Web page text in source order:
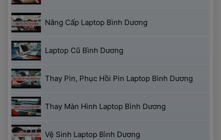
Nâng Cấp Laptop Bình Dương
Laptop Cũ Bình Dương
Thay Pin, Phục Hồi Pin Laptop Bình Dương
Thay Màn Hình Laptop Bình Dương
Vệ Sinh Laptop Bình Dương